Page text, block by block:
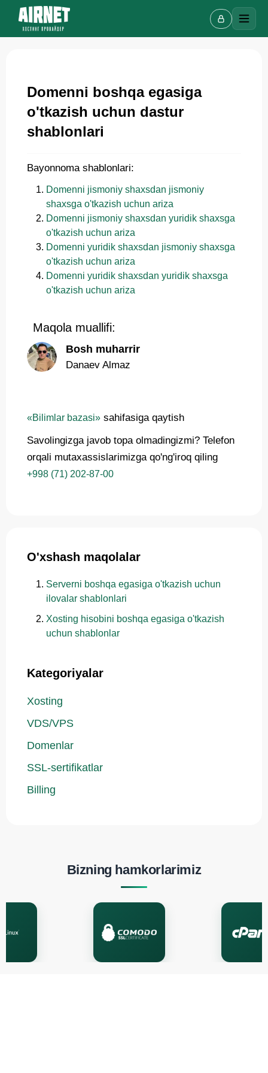
Domenni boshqa egasiga
o'tkazish uchun dastur
shablonlari
Bayonnoma shablonlari:
Domenni jismoniy shaxsdan jismoniy
shaxsga o'tkazish uchun ariza
Domenni jismoniy shaxsdan yuridik shaxsga
o'tkazish uchun ariza
Domenni yuridik shaxsdan jismoniy shaxsga
o'tkazish uchun ariza
Domenni yuridik shaxsdan yuridik shaxsga
o'tkazish uchun ariza
Maqola muallifi:
Bosh muharrir
Danaev Almaz
«Bilimlar bazasi» sahifasiga qaytish
Savolingizga javob topa olmadingizmi? Telefon
orqali mutaxassislarimizga qo'ng'iroq qiling
+998 (71) 202-87-00
O'xshash maqolalar
Serverni boshqa egasiga o'tkazish uchun
ilovalar shablonlari
Xosting hisobini boshqa egasiga o'tkazish
uchun shablonlar
Kategoriyalar
Xosting
VDS/VPS
Domenlar
SSL-sertifikatlar
Billing
Bizning hamkorlarimiz
A
Onlayn chat
Ismingiz
Telefon